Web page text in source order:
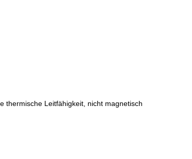
thermische Leitfähigkeit, nicht magnetisch